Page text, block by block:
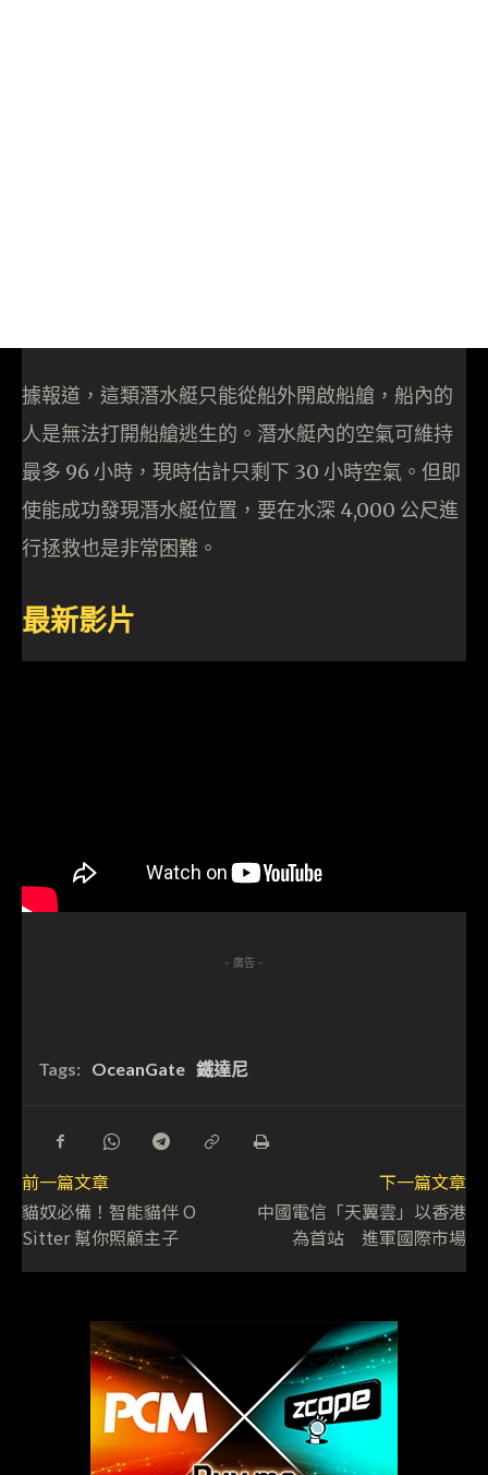
據報道，這類潛水艇只能從船外開啟船艙，船內的
人是無法打開船艙逃生的。潛水艇內的空氣可維持
最多 96 小時，現時估計只剩下 30 小時空氣。但即
使能成功發現潛水艇位置，要在水深 4,000 公尺進
行拯救也是非常困難。
最新影片
- 廣告 -
Tags: OceanGate 鐵達尼
前一篇文章
貓奴必備！智能貓伴 O
Sitter 幫你照顧主子
下一篇文章
中國電信「天翼雲」以香港
為首站 進軍國際市場